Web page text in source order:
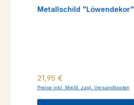
Metallschild "Löwendekor"
Regulärer Preis:
21,95 €
Preise inkl. MwSt. zzgl. Versandkosten